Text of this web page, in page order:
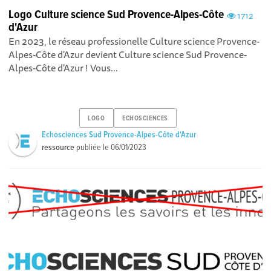
1712
Logo Culture science Sud Provence-Alpes-Côte
d'Azur
En 2023, le réseau professionelle Culture science Provence-
Alpes-Côte d'Azur devient Culture science Sud Provence-
Alpes-Côte d'Azur ! Vous...
LOGO ECHOSCIENCES
Echosciences Sud Provence-Alpes-Côte d'Azur
ressource publiée le06/01/2023